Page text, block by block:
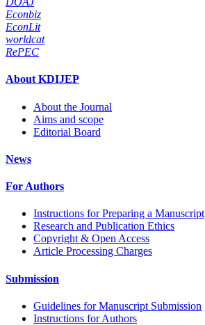
Econbiz
EconLit
worldcat
RePEC
About KDIJEP
About the Journal
Aims and scope
Editorial Board
News
For Authors
Instructions for Preparing a Manuscript
Research and Publication Ethics
Copyright & Open Access
Article Processing Charges
Submission
Guidelines for Manuscript Submission
Instructions for Authors